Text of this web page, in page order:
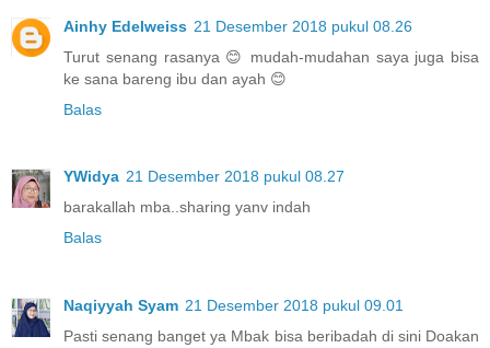
Ainhy Edelweiss 21 Desember 2018 pukul 08.26
Turut senang rasanya 😊 mudah-mudahan saya juga bisa
ke sana bareng ibu dan ayah 😊
Balas
YWidya 21 Desember 2018 pukul 08.27
barakallah mba..sharing yanv indah
Balas
Naqiyyah Syam 21 Desember 2018 pukul 09.01
Pasti senang banget ya Mbak bisa beribadah di sini Doakan